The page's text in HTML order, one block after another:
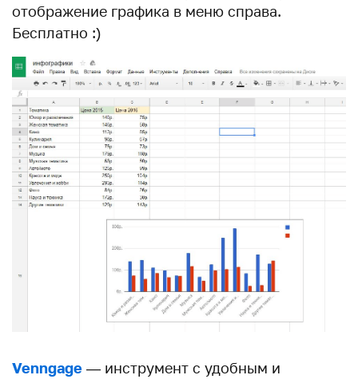
отображение графика в меню справа.
Бесплатно :)
Venngage — инструмент с удобным и